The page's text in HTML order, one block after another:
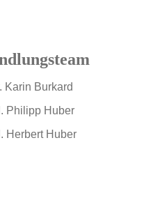
Karin Burkard
Philipp Huber
Herbert Huber